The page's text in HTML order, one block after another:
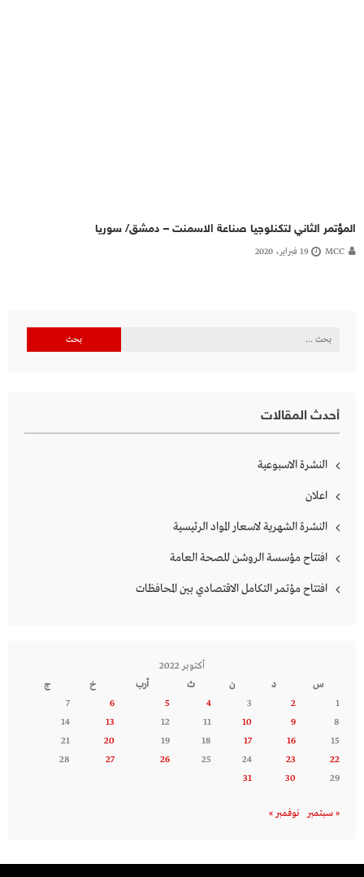
المؤتمر الثاني لتكنلوجيا صناعة الاسمنت – دمشق/ سوريا
MCC 19 فبراير، 2020
البحث
أحدث المقالات
النشرة الاسبوعية
اعلان
النشرة الشهرية لاسعار المواد الرئيسية
افتتاح مؤسسة الروشن للصحة العامة
افتتاح مؤتمر التكامل الاقتصادي بين المحافظات
أكتوبر 2022
س
د ن ث أرب خ
ج
1
2
3
4
5
6
7
8
9
10
11
12
13
14
15
16
17
18
19
20
21
22
23
24
25
26
27
28
29
30
31
« سبتمبر نوفمبر »